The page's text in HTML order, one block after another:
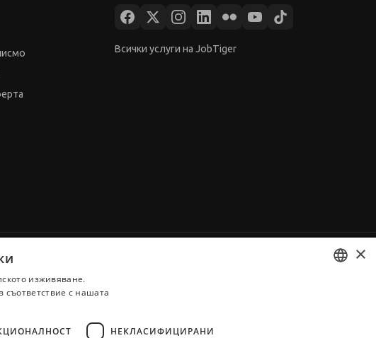
Всички услуги на JobTiger
×
изживяване.
съответствие с нашата
НЕКЛАСИФИЦИРАНИ